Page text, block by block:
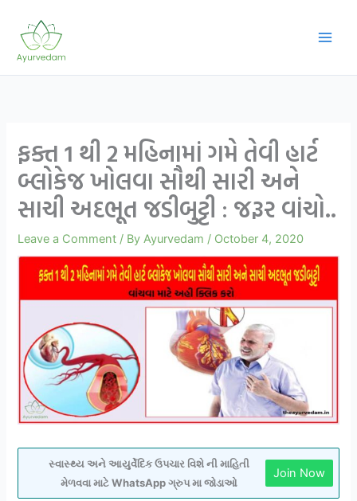
content
ફક્ત 1 થી 2 મહિનામાં ગમે તેવી હાર્ટ
બ્લોકેજ ખોલવા સૌથી સારી અને
સાચી અદભૂત જડીબુટ્ટી : જરૂર વાંચો..
Leave a Comment / ByAyurvedam / October 4, 2020
સ્વાસ્થ્ય અને આયુર્વેદિક ઉપચાર વિશે ની માહિતી
મેળવવા માટે WhatsApp ગ્રુપ મા જોડાઓ
Join Now